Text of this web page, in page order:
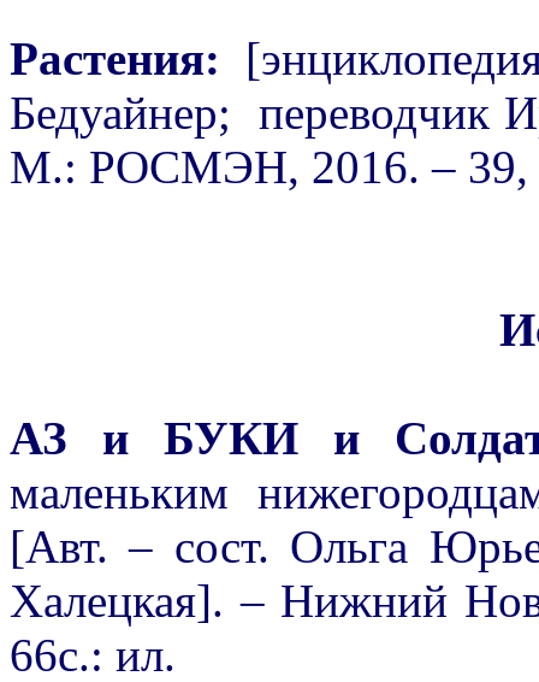
Растения:
Бедуайнер; переводчик
М.: РОСМЭН, 2016. – 39,
АЗ и БУКИ и
маленьким
[Авт. – сост. Ольга
Халецкая]. – Нижний
66с.: ил.